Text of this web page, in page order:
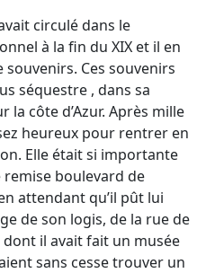
circulé dans le
à la fin du XIX et il en
Ces souvenirs
séquestre , dans sa
côte d’Azur. Après mille
heureux pour rentrer en
Elle était si importante
boulevard de
attendant qu’il pût lui
de son logis, de la rue de
il avait fait un musée
sans cesse trouver un